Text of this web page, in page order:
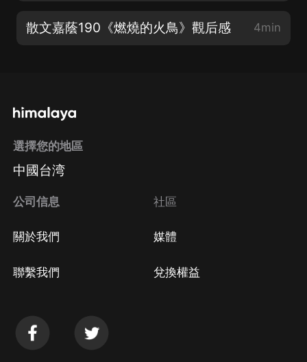
散文嘉蔭190《燃燒的火鳥》觀后感 4min
選擇您的地區
中國台湾
公司信息
關於我們
聯繫我們
社區
媒體
兌換權益